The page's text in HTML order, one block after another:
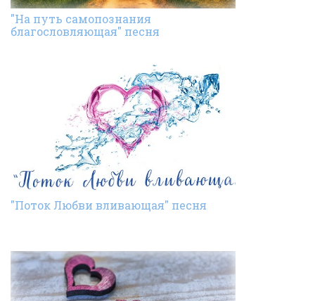
"На путь самопознания
благословляющая" песня
"Поток Любви вливающая" песня